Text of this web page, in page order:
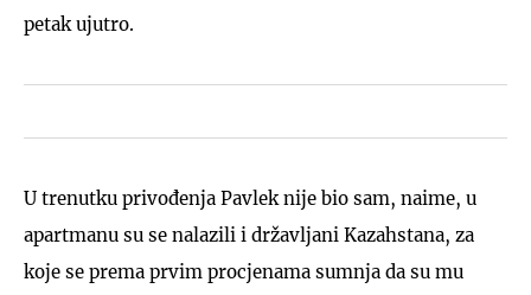
petak ujutro.
U trenutku privođenja Pavlek nije bio sam, naime, u
apartmanu su se nalazili i državljani Kazahstana, za
koje se prema prvim procjenama sumnja da su mu